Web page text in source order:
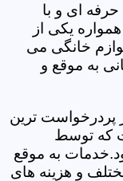
ای و با
کاری همواره یکی از
خانگی می
به موقع و
ترین
که توسط
به موقع
و هزینه های